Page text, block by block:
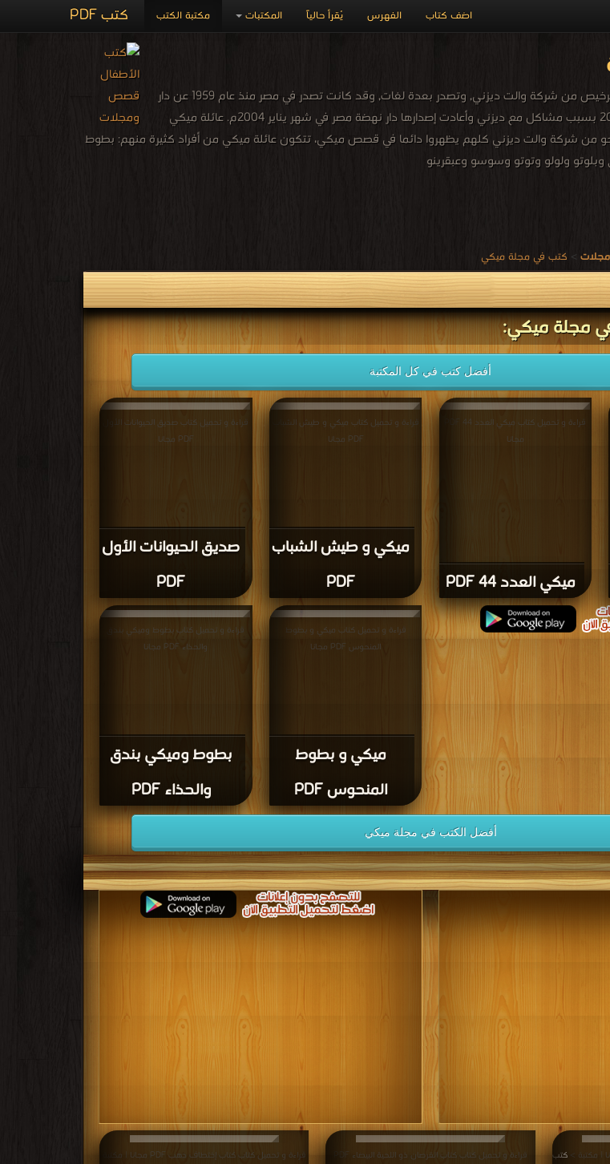
كتب PDF مكتبة الكتب المكتبات يُقرأ حالياً الفهرس اضف كتاب
مجلة ميكي مجلة مصورة تصدر اسبوعيا بترخيص من شركة والت ديزني, وتصدر بعدة لغات, وقد كانت تصدر في مصر منذ عام 1959 عن دار
الهلال ثم توقفت عن إصدارها في عام 2003 بسبب مشاكل مع ديزني وأعادت إصدارها دار نهضة مصر في شهر يناير 2004م. عائلة ميكي
من شركة والت ديزني كلهم يظهروا دائما في قصص ميكي، تتكون عائلة ميكي من أفراد كثيرة منهم: بطوط
ولولو وتوتو وسوسو وعبقرينو
مجلات > كتب في مجلة ميكي
مجلة ميكي:
أفضل كتب في كل المكتبة
صديق الحيوانات الأول
PDF
قراءة و تحميل كتاب صديق الحيوانات الأول
PDF مجانا
ميكي و طيش الشباب
PDF
قراءة و تحميل كتاب ميكي و طيش الشباب
PDF مجانا
ميكي العدد 44 PDF
مجانا
بطوط وميكي بندق
والحذاء PDF
قراءة و تحميل كتاب بطوط وميكي بندق
والحذاء PDF مجانا
ميكي و بطوط
المنحوس PDF
قراءة و تحميل كتاب ميكي و بطوط
المنحوس PDF مجانا
أفضل الكتب في مجلة ميكي
قراءة و تحميل كتاب كتاب إختطاف دهب PDF مجانا | مكتبة
كتب